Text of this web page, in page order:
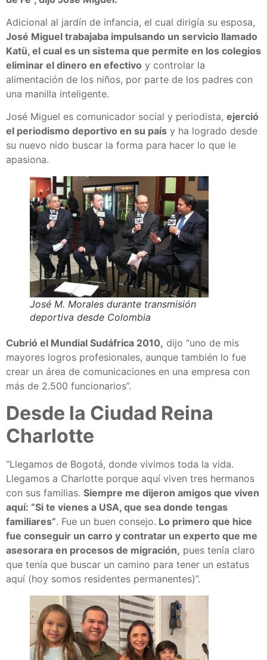
Adicional al jardín de infancia, el cual dirigía su esposa,
José Miguel trabajaba impulsando un servicio llamado
Katü, el cual es un sistema que permite en los colegios
eliminar el dinero en efectivo y controlar la
alimentación de los niños, por parte de los padres con
una manilla inteligente.
José Miguel es comunicador social y periodista, ejerció
el periodismo deportivo en su país y ha logrado desde
su nuevo nido buscar la forma para hacer lo que le
apasiona.
José M. Morales durante transmisión
deportiva desde Colombia
Cubrió el Mundial Sudáfrica 2010, dijo “uno de mis
mayores logros profesionales, aunque también lo fue
crear un área de comunicaciones en una empresa con
más de 2.500 funcionarios”.
Desde la Ciudad Reina
Charlotte
“Llegamos de Bogotá, donde vivimos toda la vida.
Llegamos a Charlotte porque aquí viven tres hermanos
con sus familias. Siempre me dijeron amigos que viven
aquí: “Si te vienes a USA, que sea donde tengas
familiares”. Fue un buen consejo. Lo primero que hice
fue conseguir un carro y contratar un experto que me
asesorara en procesos de migración, pues tenía claro
que tenía que buscar un camino para tener un estatus
aquí (hoy somos residentes permanentes)”.